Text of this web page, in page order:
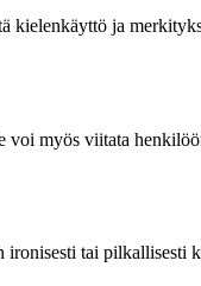
kielenkäyttö ja
myös viitata
ironisesti tai pilkallisesti